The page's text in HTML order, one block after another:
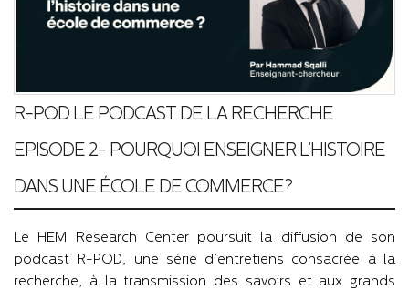
R-POD LE PODCAST DE LA RECHERCHE
EPISODE 2- POURQUOI ENSEIGNER L’HISTOIRE
DANS UNE ÉCOLE DE COMMERCE?
Le HEM Research Center poursuit la diffusion de son
podcast R-POD, une série d’entretiens consacrée à la
recherche, à la transmission des savoirs et aux grands